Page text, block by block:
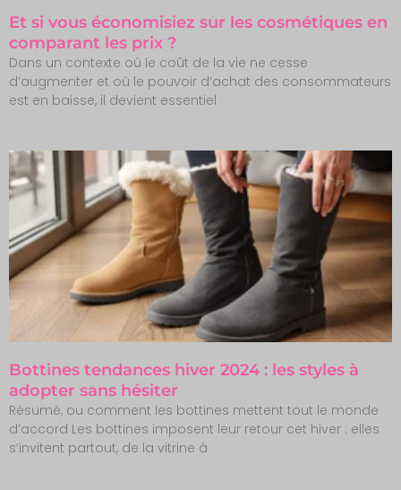
Et si vous économisiez sur les cosmétiques en
comparant les prix ?
Dans un contexte où le coût de la vie ne cesse
d’augmenter et où le pouvoir d’achat des consommateurs
est en baisse, il devient essentiel
Bottines tendances hiver 2024 : les styles à
adopter sans hésiter
Résumé, ou comment les bottines mettent tout le monde
d’accord Les bottines imposent leur retour cet hiver : elles
s’invitent partout, de la vitrine à